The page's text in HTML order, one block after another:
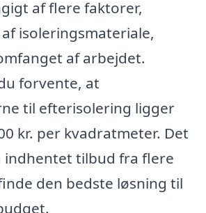
af flere faktorer,
isoleringsmateriale,
af arbejdet.
forvente, at
til efterisolering ligger
kr. per kvadratmeter. Det
indhentet tilbud fra flere
den bedste løsning til